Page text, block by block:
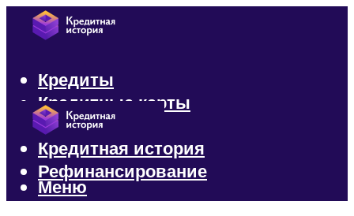
Кредиты
Кредитные карты
Микрозаймы
Кредитная история
Рефинансирование
Меню